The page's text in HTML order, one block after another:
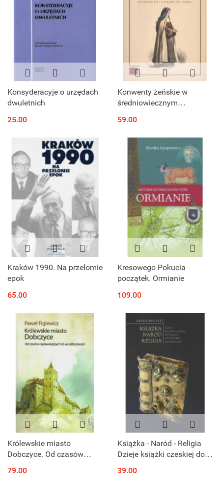
Konsyderacyje o urzędach
dwuletnich
25.00
Konwenty żeńskie w
średniowiecznym
Studium prozopograficzne
(2 połowa XII - 2 połowa
XVI wieku)
59.00
Kraków 1990. Na przełomie
epok
65.00
Kresowego Pokucia
początek. Ormianie
109.00
Królewskie miasto
Dobczyce. Od czasów
współczesności
79.00
Książka - Naród - Religia
Dzieje książki czeskiej do
narodowego
39.00